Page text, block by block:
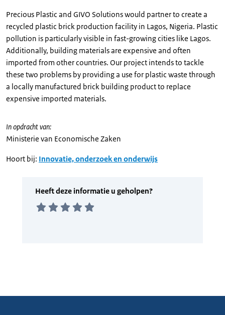
Precious Plastic and GIVO Solutions would partner to create a
recycled plastic brick production facility in Lagos, Nigeria. Plastic
pollution is particularly visible in fast-growing cities like Lagos.
Additionally, building materials are expensive and often
imported from other countries. Our project intends to tackle
these two problems by providing a use for plastic waste through
a locally manufactured brick building product to replace
expensive imported materials.
In opdracht van:
Ministerie van Economische Zaken
Hoort bij: Innovatie, onderzoek en onderwijs